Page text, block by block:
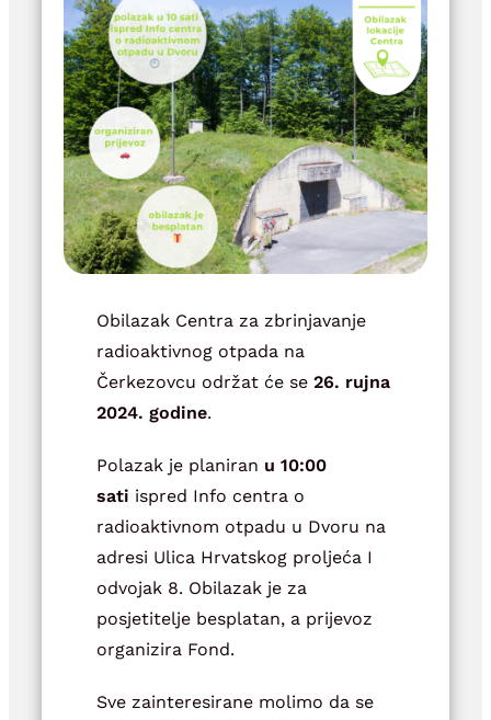
Obilazak Centra za zbrinjavanje
radioaktivnog otpada na
Čerkezovcu održat će se 26. rujna
2024. godine.
Polazak je planiran u 10:00
sati ispred Info centra o
radioaktivnom otpadu u Dvoru na
adresi Ulica Hrvatskog proljeća I
odvojak 8. Obilazak je za
posjetitelje besplatan, a prijevoz
organizira Fond.
Sve zainteresirane molimo da se